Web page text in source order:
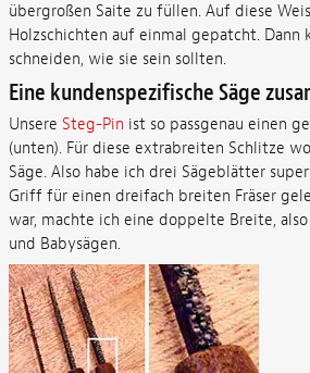
übergroßen Saite zu füllen. Auf diese
Holzschichten auf einmal gepatcht. Dann
schneiden, wie sie sein sollten.
Eine kundenspezifische Säge
Unsere Steg-Pin ist so passgenau einen
(unten). Für diese extrabreiten Schlitze
Säge. Also habe ich drei Sägeblätter
Griff für einen dreifach breiten Fräser
war, machte ich eine doppelte Breite, also
und Babysägen.